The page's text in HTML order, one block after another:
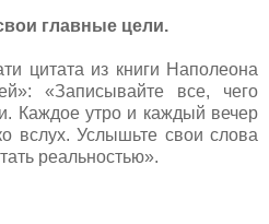
главные цели.
цитата из книги Наполеона
«Записывайте все, чего
Каждое утро и каждый вечер
вслух. Услышьте свои слова
реальностью».